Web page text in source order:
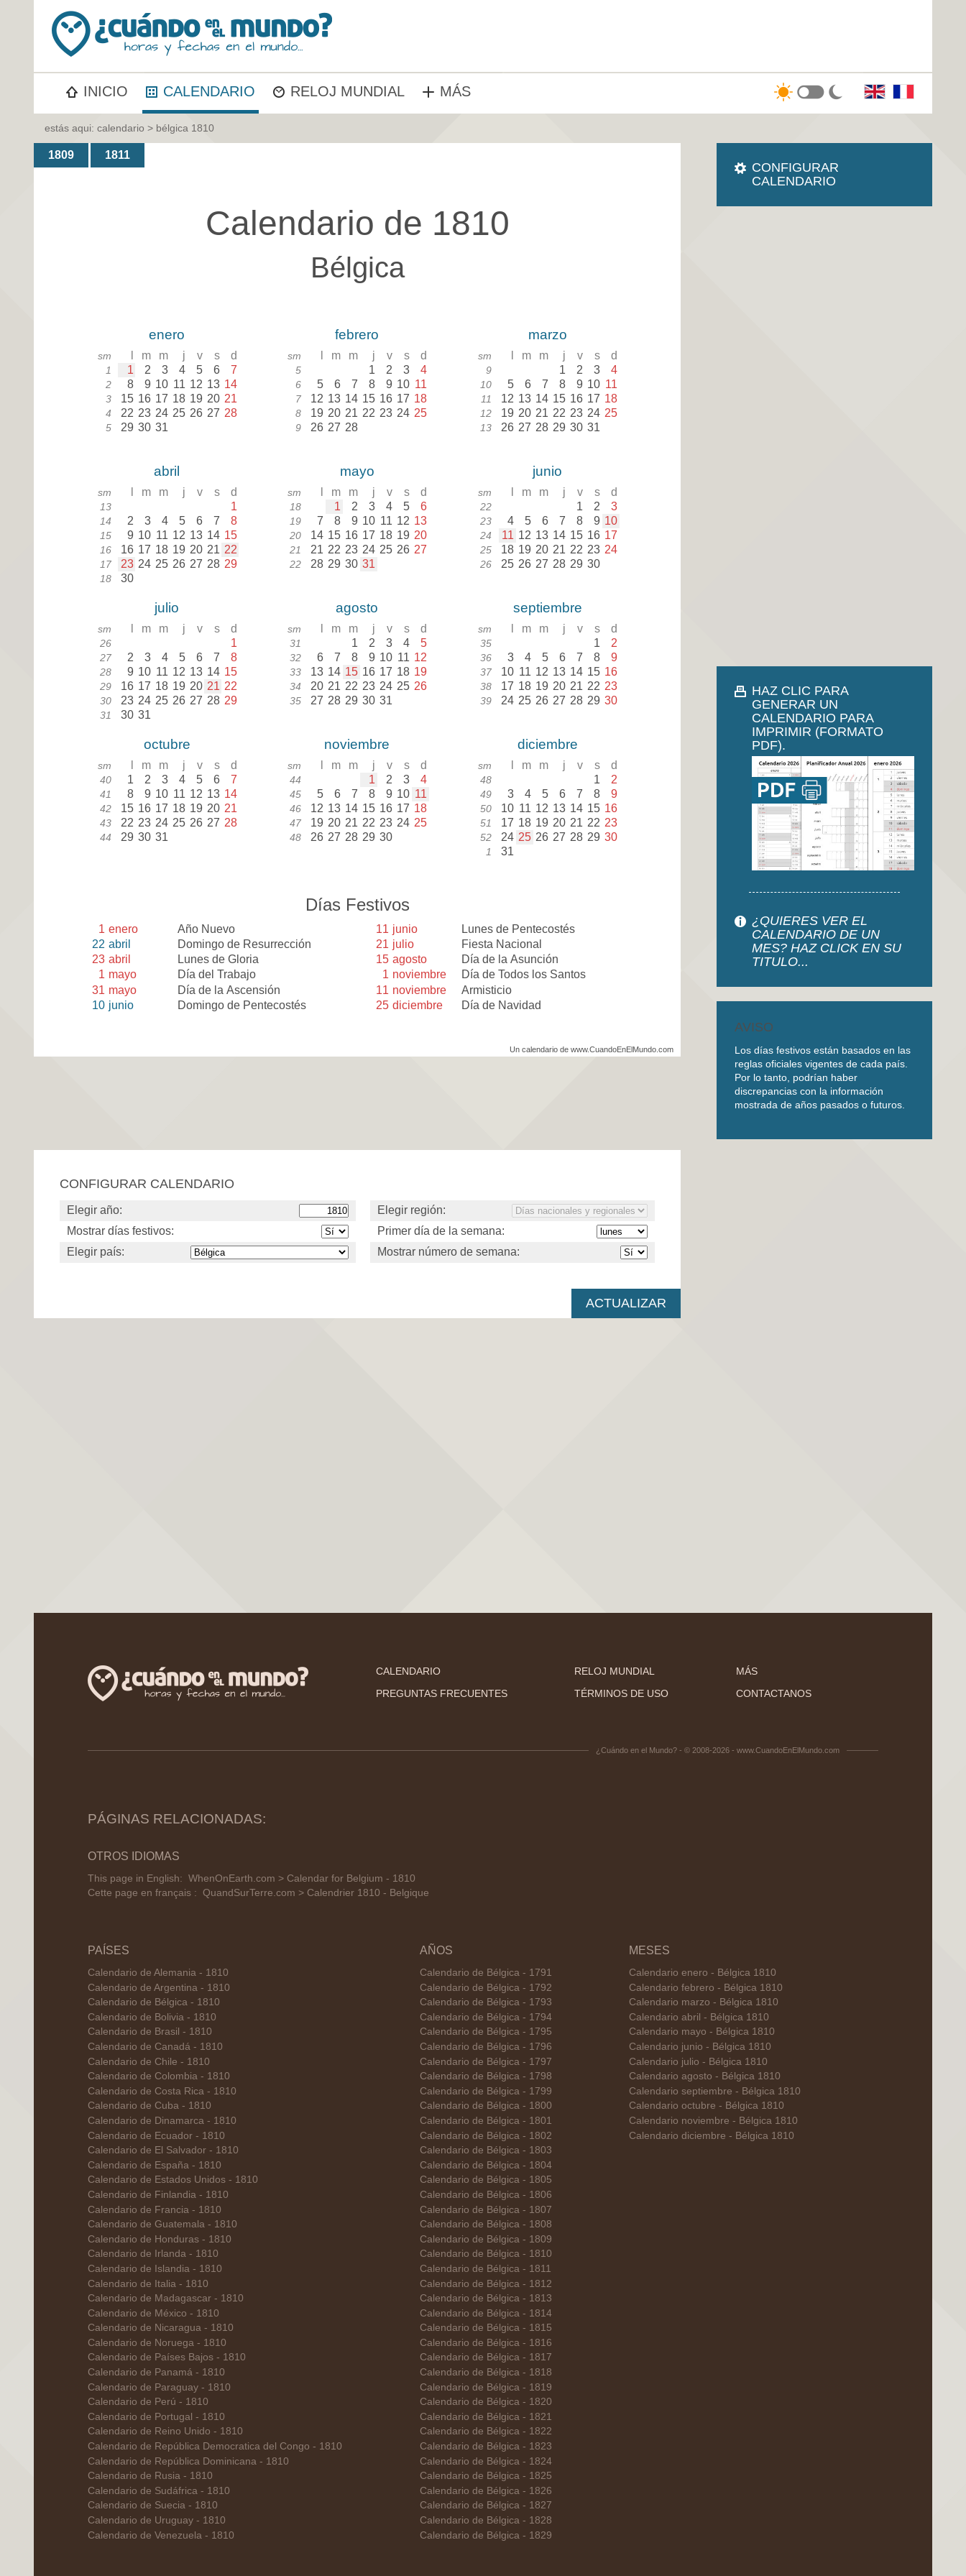
INICIO CALENDARIO RELOJ MUNDIAL MÁS
estás aqui: calendario > bélgica 1810
1809 1811
Calendario de 1810
Bélgica
enero
sm m m j v s d
1 1 2 3 4 5 6 7
2 8 9 10 11 12 13 14
3 15 16 17 18 19 20 21
4 22 23 24 25 26 27 28
5 29 30 31
febrero
sm m m j v s d
5 1 2 3 4
6 5 6 7 8 9 10 11
7 12 13 14 15 16 17 18
8 19 20 21 22 23 24 25
9 26 27 28
marzo
sm m m j v s d
9 1 2 3 4
10 5 6 7 8 9 10 11
11 12 13 14 15 16 17 18
12 19 20 21 22 23 24 25
13 26 27 28 29 30 31
abril
sm m m j v s d
13 1
14 2 3 4 5 6 7 8
15 9 10 11 12 13 14 15
16 16 17 18 19 20 21 22
17 23 24 25 26 27 28 29
18 30
mayo
sm m m j v s d
18 1 2 3 4 5 6
19 7 8 9 10 11 12 13
20 14 15 16 17 18 19 20
21 21 22 23 24 25 26 27
22 28 29 30 31
junio
sm m m j v s d
22 1 2 3
23 4 5 6 7 8 9 10
24 11 12 13 14 15 16 17
25 18 19 20 21 22 23 24
26 25 26 27 28 29 30
julio
sm m m j v s d
26 1
27 2 3 4 5 6 7 8
28 9 10 11 12 13 14 15
29 16 17 18 19 20 21 22
30 23 24 25 26 27 28 29
31 30 31
agosto
sm m m j v s d
31 1 2 3 4 5
32 6 7 8 9 10 11 12
33 13 14 15 16 17 18 19
34 20 21 22 23 24 25 26
35 27 28 29 30 31
septiembre
sm m m j v s d
35 1 2
36 3 4 5 6 7 8 9
37 10 11 12 13 14 15 16
38 17 18 19 20 21 22 23
39 24 25 26 27 28 29 30
octubre
sm m m j v s d
40 1 2 3 4 5 6 7
41 8 9 10 11 12 13 14
42 15 16 17 18 19 20 21
43 22 23 24 25 26 27 28
44 29 30 31
noviembre
sm m m j v s d
44 1 2 3 4
45 5 6 7 8 9 10 11
46 12 13 14 15 16 17 18
47 19 20 21 22 23 24 25
48 26 27 28 29 30
diciembre
sm m m j v s d
48 1 2
49 3 4 5 6 7 8 9
50 10 11 12 13 14 15 16
51 17 18 19 20 21 22 23
52 24 25 26 27 28 29 30
1 31
Días Festivos
1 enero
Año Nuevo
22 abril
Domingo de Resurrección
23 abril
Lunes de Gloria
1 mayo
Día del Trabajo
31 mayo
Día de la Ascensión
10 junio Domingo de Pentecostés
11 junio
Lunes de Pentecostés
21 julio
Fiesta Nacional
15 agosto
Día de la Asunción
1 noviembre
Día de Todos los Santos
11 noviembre
Armisticio
25 diciembre Día de Navidad
Un calendario de www.CuandoEnElMundo.com
CONFIGURAR CALENDARIO
Elegir año:
Mostrar días festivos:
Elegir país:
Elegir región:
Primer día de la semana:
Mostrar número de semana:
CONFIGURAR
CALENDARIO
HAZ CLIC PARA
GENERAR UN
CALENDARIO PARA
IMPRIMIR (FORMATO
PDF).
¿QUIERES VER EL
CALENDARIO DE UN
MES? HAZ CLICK EN SU
TITULO...
AVISO
Los días festivos están basados en las
reglas oficiales vigentes de cada país.
Por lo tanto, podrían haber
discrepancias con la información
mostrada de años pasados o futuros.
CALENDARIO RELOJ MUNDIAL
MÁS
PREGUNTAS FRECUENTES
TÉRMINOS DE USO CONTACTANOS
¿Cuándo en el Mundo? - © 2008-2026 - www.CuandoEnElMundo.com
PÁGINAS RELACIONADAS:
OTROS IDIOMAS
This page in English: WhenOnEarth.com > Calendar for Belgium - 1810
Cette page en français : QuandSurTerre.com > Calendrier 1810 - Belgique
PAÍSES
Calendario de Alemania - 1810
Calendario de Argentina - 1810
Calendario de Bélgica - 1810
Calendario de Bolivia - 1810
Calendario de Brasil - 1810
Calendario de Canadá - 1810
Calendario de Chile - 1810
Calendario de Colombia - 1810
Calendario de Costa Rica - 1810
Calendario de Cuba - 1810
Calendario de Dinamarca - 1810
Calendario de Ecuador - 1810
Calendario de El Salvador - 1810
Calendario de España - 1810
Calendario de Estados Unidos - 1810
Calendario de Finlandia - 1810
Calendario de Francia - 1810
Calendario de Guatemala - 1810
Calendario de Honduras - 1810
Calendario de Irlanda - 1810
Calendario de Islandia - 1810
Calendario de Italia - 1810
Calendario de Madagascar - 1810
Calendario de México - 1810
Calendario de Nicaragua - 1810
Calendario de Noruega - 1810
Calendario de Países Bajos - 1810
Calendario de Panamá - 1810
Calendario de Paraguay - 1810
Calendario de Perú - 1810
Calendario de Portugal - 1810
Calendario de Reino Unido - 1810
Calendario de República Democratica del Congo - 1810
Calendario de República Dominicana - 1810
Calendario de Rusia - 1810
Calendario de Sudáfrica - 1810
Calendario de Suecia - 1810
Calendario de Uruguay - 1810
Calendario de Venezuela - 1810
AÑOS
Calendario de Bélgica - 1791
Calendario de Bélgica - 1792
Calendario de Bélgica - 1793
Calendario de Bélgica - 1794
Calendario de Bélgica - 1795
Calendario de Bélgica - 1796
Calendario de Bélgica - 1797
Calendario de Bélgica - 1798
Calendario de Bélgica - 1799
Calendario de Bélgica - 1800
Calendario de Bélgica - 1801
Calendario de Bélgica - 1802
Calendario de Bélgica - 1803
Calendario de Bélgica - 1804
Calendario de Bélgica - 1805
Calendario de Bélgica - 1806
Calendario de Bélgica - 1807
Calendario de Bélgica - 1808
Calendario de Bélgica - 1809
Calendario de Bélgica - 1810
Calendario de Bélgica - 1811
Calendario de Bélgica - 1812
Calendario de Bélgica - 1813
Calendario de Bélgica - 1814
Calendario de Bélgica - 1815
Calendario de Bélgica - 1816
Calendario de Bélgica - 1817
Calendario de Bélgica - 1818
Calendario de Bélgica - 1819
Calendario de Bélgica - 1820
Calendario de Bélgica - 1821
Calendario de Bélgica - 1822
Calendario de Bélgica - 1823
Calendario de Bélgica - 1824
Calendario de Bélgica - 1825
Calendario de Bélgica - 1826
Calendario de Bélgica - 1827
Calendario de Bélgica - 1828
Calendario de Bélgica - 1829
MESES
Calendario enero - Bélgica 1810
Calendario febrero - Bélgica 1810
Calendario marzo - Bélgica 1810
Calendario abril - Bélgica 1810
Calendario mayo - Bélgica 1810
Calendario junio - Bélgica 1810
Calendario julio - Bélgica 1810
Calendario agosto - Bélgica 1810
Calendario septiembre - Bélgica 1810
Calendario octubre - Bélgica 1810
Calendario noviembre - Bélgica 1810
Calendario diciembre - Bélgica 1810